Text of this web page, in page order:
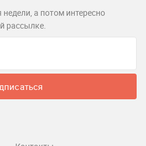
а потом интересно
рассылке.